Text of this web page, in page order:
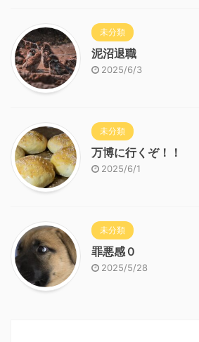
未分類
泥沼退職
2025/6/3
未分類
万博に行くぞ！！
2025/6/1
未分類
罪悪感０
2025/5/28